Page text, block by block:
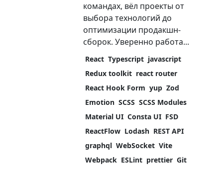
командах, вёл проекты от
выбора технологий до
оптимизации продакшн-
сборок. Уверенно работа...
React Typescript javascript
Redux toolkit react router
React Hook Form yup Zod
Emotion SCSS SCSS Modules
Material UI Consta UI FSD
ReactFlow Lodash REST API
graphql WebSocket Vite
Webpack ESLint prettier Git